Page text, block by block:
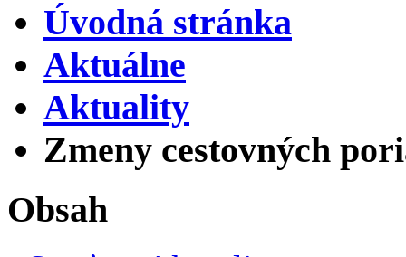
Úvodná stránka
Aktuálne
Aktuality
Zmeny cestovných
Obsah